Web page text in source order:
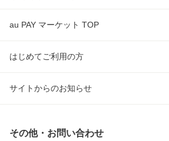
au PAY マーケット TOP
はじめてご利用の方
サイトからのお知らせ
その他・お問い合わせ